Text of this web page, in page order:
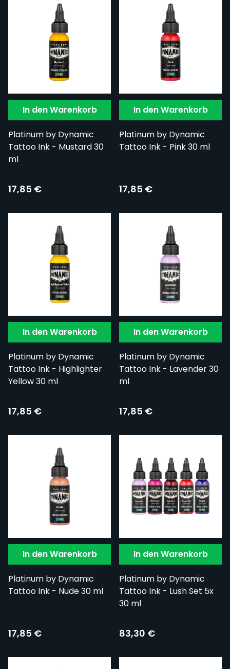
In den Warenkorb
Platinum by Dynamic
Tattoo Ink - Mustard 30
ml
17,85 €
In den Warenkorb
Platinum by Dynamic
Tattoo Ink - Pink 30 ml
17,85 €
In den Warenkorb
Platinum by Dynamic
Tattoo Ink - Highlighter
Yellow 30 ml
17,85 €
In den Warenkorb
Platinum by Dynamic
Tattoo Ink - Lavender 30
ml
17,85 €
In den Warenkorb
Platinum by Dynamic
Tattoo Ink - Nude 30 ml
17,85 €
In den Warenkorb
Platinum by Dynamic
Tattoo Ink - Lush Set 5x
30 ml
83,30 €